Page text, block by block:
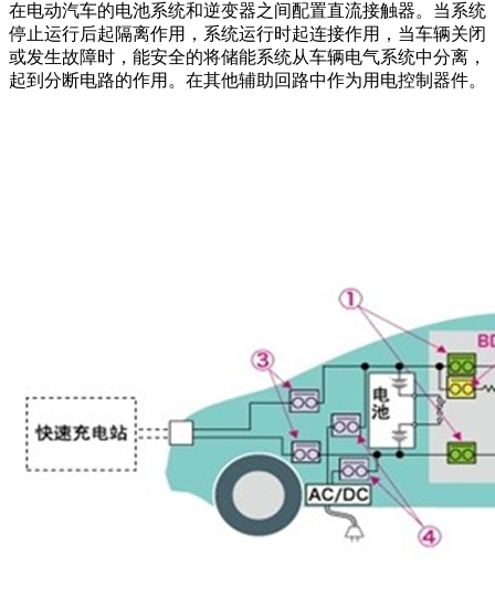
在电动汽车的电池系统和逆变器之间配置直流接触器。当系统
停止运行后起隔离作用，系统运行时起连接作用，当车辆关闭
或发生故障时，能安全的将储能系统从车辆电气系统中分离，
起到分断电路的作用。在其他辅助回路中作为用电控制器件。